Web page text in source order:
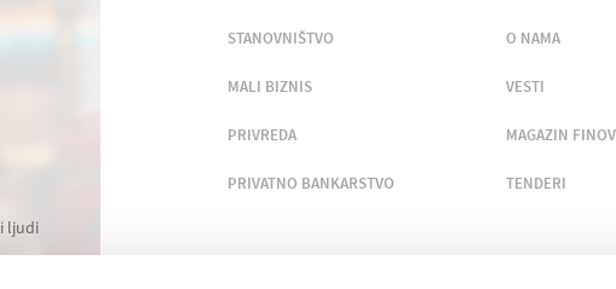
ljudi
STANOVNIŠTVO
MALI BIZNIS
PRIVREDA
PRIVATNO BANKARSTVO
O NAMA
VESTI
MAGAZIN
TENDERI